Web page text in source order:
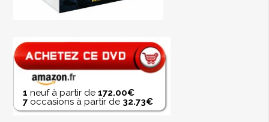
* Iron Man Ultime : le Making of d’Iron Man 2 en 4 parts
les premières étapes de ce gigantesque blockbuster
- Retour à l’Action - Jon Favreau vous emmène à
travers les différentes étapes de cette nouvelle
aventure d’Iron Man
- Etendre l’Univers - Des plateaux de l’Expo
1 neuf à partir de 172.00€
7 occasions à partir de 32.73€